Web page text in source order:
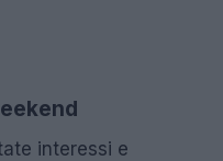
interessi e